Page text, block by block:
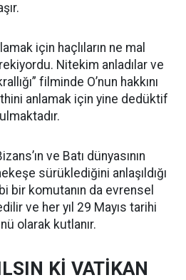
için haçlıların ne mal
Nitekim anladılar ve
filminde O’nun hakkını
anlamak için yine dedüktif
ve Batı dünyasının
sürüklediğini anlaşıldığı
bir komutanın da evrensel
ve her yıl 29 Mayıs tarihi
olarak kutlanır.
Kİ VATİKAN